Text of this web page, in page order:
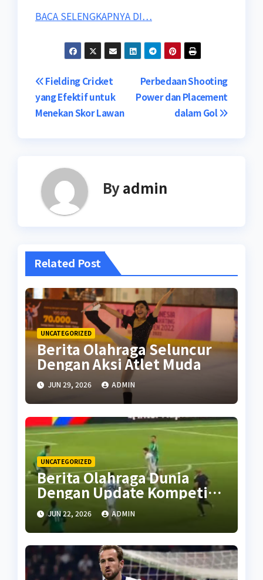
BACA SELENGKAPNYA DI…
Post
navigation
Perbedaan Shooting
Power dan Placement
dalam Gol
Fielding Cricket
yang Efektif untuk
Menekan Skor Lawan
Byadmin
Related Post
UNCATEGORIZED
Berita Olahraga Seluncur
Dengan Aksi Atlet Muda
JUN 29, 2026 ADMIN
UNCATEGORIZED
Berita Olahraga Dunia
Dengan Update Kompetisi
Terbaru
JUN 22, 2026 ADMIN